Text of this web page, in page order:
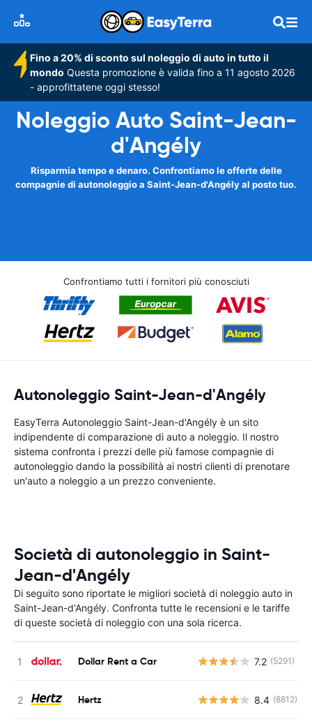
Fino a 20% di sconto sul noleggio di auto in tutto il
mondo Questa promozione è valida fino a 11 agosto 2026
- approfittatene oggi stesso!
Noleggio Auto Saint-Jean-
d'Angély
Risparmia tempo e denaro. Confrontiamo le offerte delle
compagnie di autonoleggio a Saint-Jean-d'Angély al posto tuo.
Confrontiamo tutti i fornitori più conosciuti
Autonoleggio Saint-Jean-d'Angély
EasyTerra Autonoleggio Saint-Jean-d'Angély è un sito
indipendente di comparazione di auto a noleggio. Il nostro
sistema confronta i prezzi delle più famose compagnie di
autonoleggio dando la possibilità ai nostri clienti di prenotare
un'auto a noleggio a un prezzo conveniente.
Società di autonoleggio in Saint-
Jean-d'Angély
Di seguito sono riportate le migliori società di noleggio auto in
Saint-Jean-d'Angély. Confronta tutte le recensioni e le tariffe
di queste società di noleggio con una sola ricerca.
Dollar Rent a Car 7.2 (5291)
Hertz 8.4 (8812)